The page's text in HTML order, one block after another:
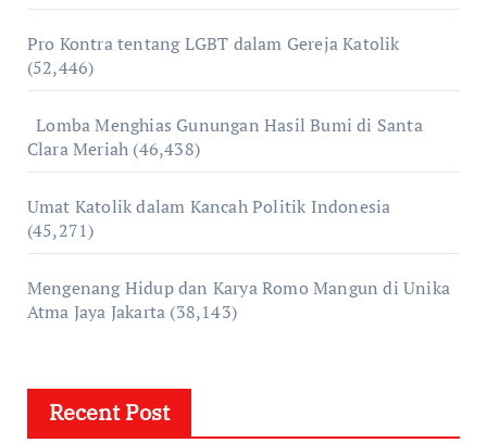
Pro Kontra tentang LGBT dalam Gereja Katolik
(52,446)
Lomba Menghias Gunungan Hasil Bumi di Santa
Clara Meriah (46,438)
Umat Katolik dalam Kancah Politik Indonesia
(45,271)
Mengenang Hidup dan Karya Romo Mangun di Unika
Atma Jaya Jakarta (38,143)
Recent Post